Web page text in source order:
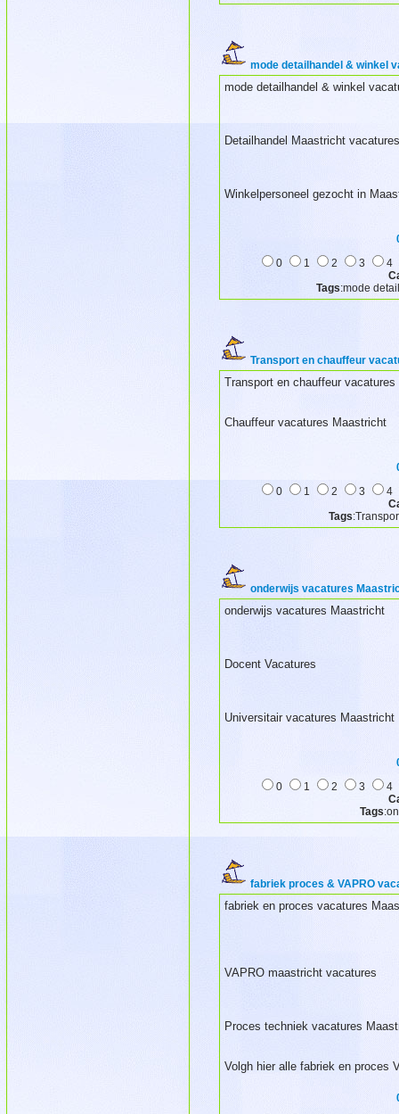
mode detailhandel & winkel
mode detailhandel & winkel
Detailhandel Maastricht vacatures
Winkelpersoneel gezocht in
0
1 2 3
4
Tags:mode
Transport en chauffeur
Transport en chauffeur
Chauffeur vacatures Maastricht
0
1 2 3
4
Tags
onderwijs vacatures
onderwijs vacatures Maastricht
Docent Vacatures
Universitair vacatures Maastricht
0
1 2 3
4
Tags
fabriek proces & VAPRO
fabriek en proces vacatures
VAPRO maastricht vacatures
Proces techniek vacatures
Volgh hier alle fabriek en proces